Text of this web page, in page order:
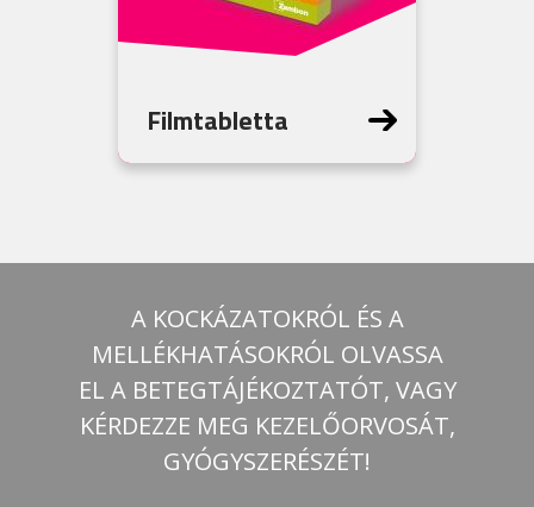
Filmtabletta
A KOCKÁZATOKRÓL ÉS A
MELLÉKHATÁSOKRÓL OLVASSA
EL A BETEGTÁJÉKOZTATÓT, VAGY
KÉRDEZZE MEG KEZELŐORVOSÁT,
GYÓGYSZERÉSZÉT!